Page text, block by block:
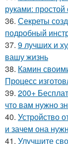
руками: простой
36. Секреты
подробный
37. 9 лучших и
вашу жизнь
38. Камин
Процесс
39. 200+
что вам нужно
40. Устройство
и зачем она
41. Улучшите